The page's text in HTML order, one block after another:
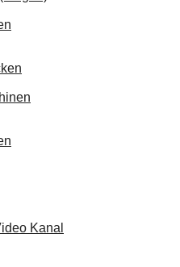
Kanal